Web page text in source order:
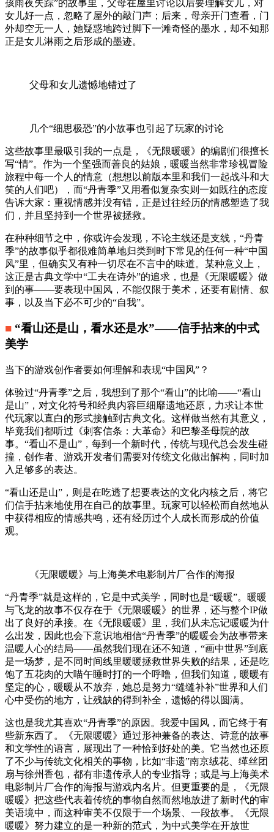
孩雨夜失踪”的故事里，父母在屋里讨论以后要理解女儿，对
女儿好一点，忽略了屋外的敲门声；后来，母亲开门查看，门
外却空无一人，她疑惑地跨过脚下一滩奇怪的墨水，却不知那
正是女儿淋雨之后形成的墨迹。
父母和女儿遗憾地错过了
几个“细思极恐”的小故事也引起了玩家的讨论
这些故事里最吸引我的一点是，《无限暖暖》的编剧们很擅长
写“情”。作为一个坚强而善良的姑娘，暖暖当然非常珍视冒险
旅程中每一个人的情意（想想以前版本里和我们一起战斗和大
笑的人们吧），而“丹青季”又用看似复杂实则一如既往的态度
告诉大家：重视情感并没有错，正是过往经历的情感塑造了我
们，并且坚持到一个世界被拯救。
在种种细节之中，你或许会发现，不论主线还是支线，“丹青
季”的故事似乎都很难简单地归类到时下常见的任何一种“中国
风”里，但确实又有种一切尽在不言中的味道。某种意义上，
这正是古典文学中“工夫在诗外”的追求，也是《无限暖暖》做
到的事——要表现中国风，不能仅限于美术，还要有剧情、叙
事，以及当下必不可少的“自我”。
■ “看山还是山，看水还是水”——信手拈来的中式
美学
当下的游戏创作者要如何理解和表现“中国风”？
体验过“丹青季”之后，我想到了那个“看山”的比喻——“看山
是山”，对文化符号和经典内容巨细靡遗地还原，力求让本世
代玩家以直白的形式接触到古典文化。这样做当然有其意义，
毕竟我们都听过《刺客信条：大革命》和巴黎圣母院的故
事。“看山不是山”，每到一个新时代，传统与现代总会发生碰
撞，创作者、游戏开发者们需要对传统文化做出解构，同时加
入足够多的表达。
“看山还是山”，则是在吃透了想要表达的文化内核之后，将它
们信手拈来地使用在自己的故事里。玩家可以轻松而自然地从
中获得相应的情感共鸣，还有经历过个人成长而形成的价值
观。
《无限暖暖》与上海美术电影制片厂合作的海报
“丹青季”就是这样的，它是中式美学，同时也是“暖暖”。暖暖
与飞龙的故事不仅存在于《无限暖暖》的世界，还与整个IP做
出了良好的承接。在《无限暖暖》里，我们从未忘记暖暖为什
么出发，因此也会下意识地相信“丹青季”的暖暖会为故事带来
温暖人心的结局——虽然我们现在还不知道，“画中世界”到底
是一场梦，是不同时间线里暖暖拯救世界失败的结果，还是吃
饱了五花肉的大喵午睡时打的一个呼噜，但我们知道，暖暖有
坚定的心，暖暖从不放弃，她总是努力“缝缝补补”世界和人们
心中受伤的地方，让残缺的得到补全，遗憾的得以圆满。
这也是我尤其喜欢“丹青季”的原因。我爱中国风，而它终于有
些新东西了。《无限暖暖》通过形神兼备的表达、诗意的故事
和文学性的语言，展现出了一种恰到好处的美。它当然也还原
了不少与传统文化相关的事物，比如“非遗”南京绒花、缂丝团
扇与徐州香包，都有非遗传承人的专业指导；或是与上海美术
电影制片厂合作的海报与游戏内名片。但更重要的是，《无限
暖暖》把这些代表着传统的事物自然而然地放进了新时代的审
美语境中，而这种审美不仅限于一个场景、一段故事。《无限
暖暖》努力建立的是一种新的范式，为中式美学在开放世